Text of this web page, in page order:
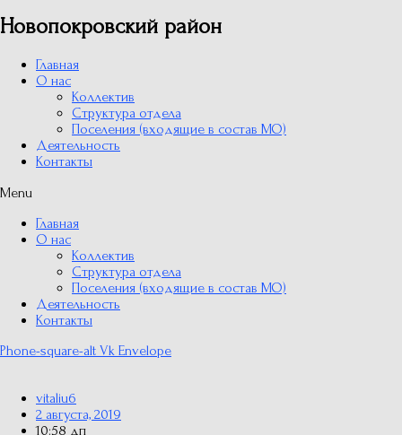
Новопокровский район
Главная
О нас
Коллектив
Структура отдела
Поселения (входящие в состав МО)
Деятельность
Контакты
Menu
Главная
О нас
Коллектив
Структура отдела
Поселения (входящие в состав МО)
Деятельность
Контакты
Phone-square-alt Vk Envelope
vitaliu6
2 августа, 2019
10:58 дп